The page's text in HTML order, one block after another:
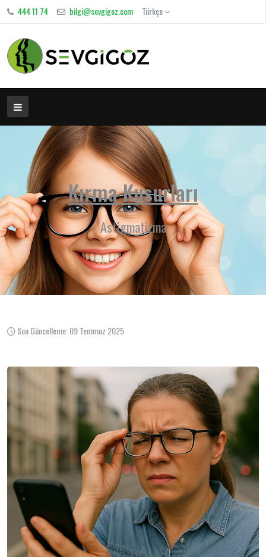
444 11 74 bilgi@sevgigoz.com Türkçe
Kırma Kusurları
Astigmatizma
Son Güncelleme: 09 Temmuz 2025